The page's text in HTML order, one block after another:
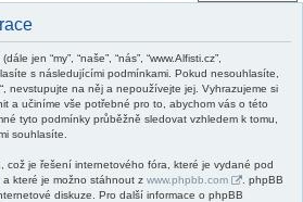
jen “my”, “naše”, “nás”, “www.Alfisti.cz”,
s následujícími podmínkami. Pokud nesouhlasíte,
nevstupujte na něj a nepoužívejte jej. Vyhrazujeme si
a učiníme vše potřebné pro to, abychom vás o této
tyto podmínky průběžně sledovat vzhledem k tomu,
souhlasíte.
což je řešení internetového fóra, které je vydané pod
a které je možno stáhnout z www.phpbb.com
. phpBB
diskuze. Pro další informace o phpBB